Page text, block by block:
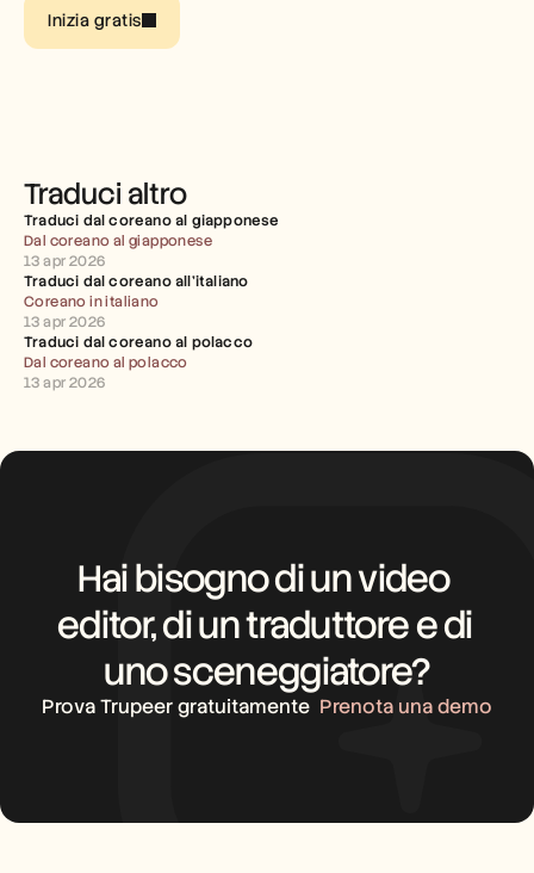
Inizia gratis
Traduci altro
Traduci dal coreano al giapponese
Dal coreano al giapponese
13 apr 2026
Traduci dal coreano all'italiano
Coreano in italiano
13 apr 2026
Traduci dal coreano al polacco
Dal coreano al polacco
13 apr 2026
Hai bisogno di un video
editor, di un traduttore e di
uno sceneggiatore?
Prova Trupeer gratuitamente Prenota una demo
Carriere